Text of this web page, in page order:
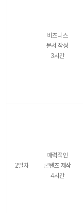
비즈니스
문서 작성
3시간
2일차
매력적인
콘텐츠 제작
4시간